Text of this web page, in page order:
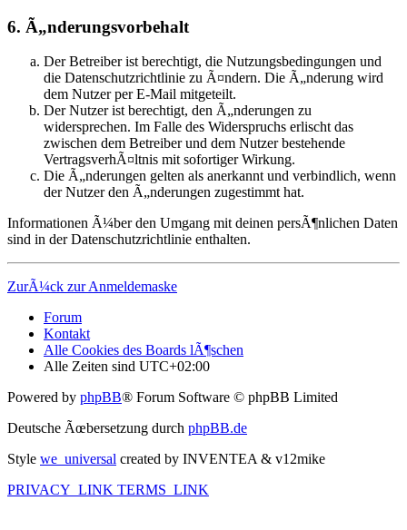
6. Ã„nderungsvorbehalt
Der Betreiber ist berechtigt, die Nutzungsbedingungen und
die Datenschutzrichtlinie zu Ã¤ndern. Die Ã„nderung wird
dem Nutzer per E-Mail mitgeteilt.
Der Nutzer ist berechtigt, den Ã„nderungen zu
widersprechen. Im Falle des Widerspruchs erlischt das
zwischen dem Betreiber und dem Nutzer bestehende
VertragsverhÃ¤ltnis mit sofortiger Wirkung.
Die Ã„nderungen gelten als anerkannt und verbindlich, wenn
der Nutzer den Ã„nderungen zugestimmt hat.
Informationen Ã¼ber den Umgang mit deinen persÃ¶nlichen Daten
sind in der Datenschutzrichtlinie enthalten.
ZurÃ¼ck zur Anmeldemaske
Forum
Kontakt
Alle Cookies des Boards lÃ¶schen
Alle Zeiten sind UTC+02:00
Powered by phpBB® Forum Software © phpBB Limited
Deutsche Ãœbersetzung durch phpBB.de
Style we_universal created by INVENTEA & v12mike
PRIVACY_LINK TERMS_LINK